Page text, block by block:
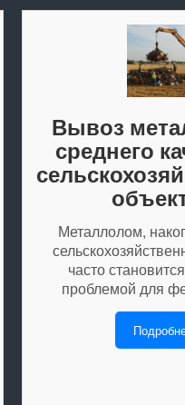
Вывоз
среднего
Металлолом,
часто
проблемой для